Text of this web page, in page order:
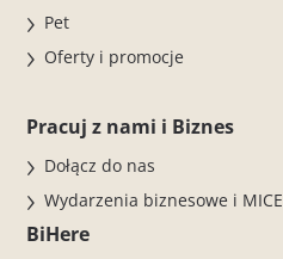
Pet
Oferty i promocje
Pracuj z nami i Biznes
Dołącz do nas
Wydarzenia biznesowe i MICE
BiHere